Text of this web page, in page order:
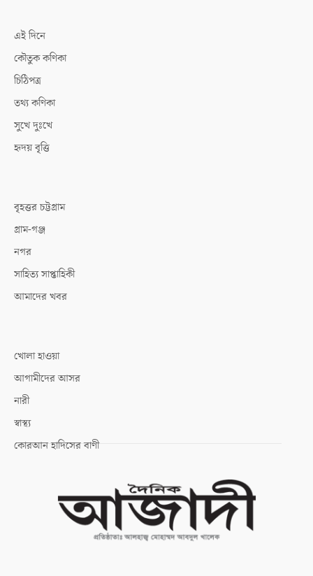
এই দিনে
কৌতুক কণিকা
চিঠিপত্র
তথ্য কণিকা
সুখে দুঃখে
হৃদয় বৃত্তি
বৃহত্তর চট্টগ্রাম
গ্রাম-গঞ্জ
নগর
সাহিত্য সাপ্তাহিকী
আমাদের খবর
খোলা হাওয়া
আগামীদের আসর
নারী
স্বাস্থ্য
কোরআন হাদিসের বাণী